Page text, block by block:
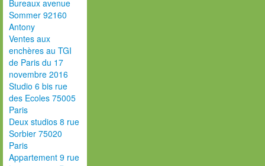
Bureaux avenue
Sommer 92160
Antony
Ventes aux
enchères au TGI
de Paris du 17
novembre 2016
Studio 6 bis rue
des Ecoles 75005
Paris
Deux studios 8 rue
Sorbier 75020
Paris
Appartement 9 rue